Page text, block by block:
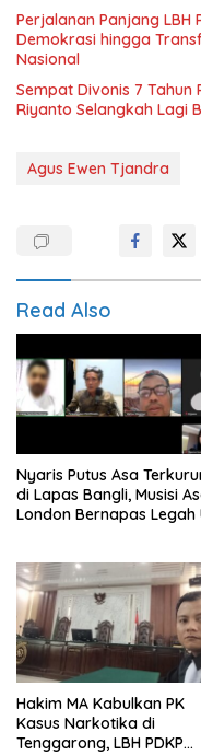
Perjalanan Panjang LBH
Demokrasi hingga
Nasional
Sempat Divonis 7
Riyanto Selangkah Lagi
Agus Ewen Tjandra
Read Also
Nyaris Putus Asa
di Lapas Bangli, Musisi
London Bernapas Legah
Hakim MA Kabulkan PK
Kasus Narkotika di
Tenggarong, LBH PDKP